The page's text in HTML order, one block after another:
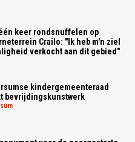
keer rondsnuffelen op
Crailo: "Ik heb m'n ziel
verkocht aan dit gebied"
kindergemeenteraad
bevrijdingskunstwerk